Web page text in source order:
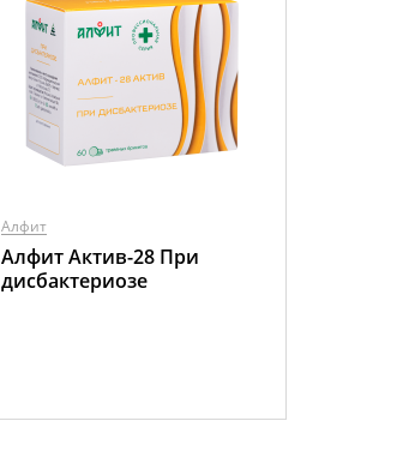
Алфит
Алфит Актив-28 При
дисбактериозе